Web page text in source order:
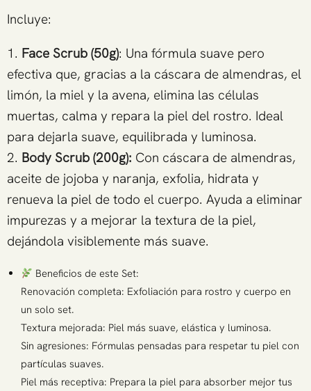
Incluye:
1. Face Scrub (50g): Una fórmula suave pero
efectiva que, gracias a la cáscara de almendras, el
limón, la miel y la avena, elimina las células
muertas, calma y repara la piel del rostro. Ideal
para dejarla suave, equilibrada y luminosa.
2. Body Scrub (200g): Con cáscara de almendras,
aceite de jojoba y naranja, exfolia, hidrata y
renueva la piel de todo el cuerpo. Ayuda a eliminar
impurezas y a mejorar la textura de la piel,
dejándola visiblemente más suave.
Beneficios de este Set:
Renovación completa: Exfoliación para rostro y cuerpo en
un solo set.
Textura mejorada: Piel más suave, elástica y luminosa.
Sin agresiones: Fórmulas pensadas para respetar tu piel con
partículas suaves.
Piel más receptiva: Prepara la piel para absorber mejor tus